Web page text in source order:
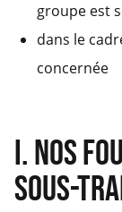
groupe est
dans le
concernée
I. NOS
SOUS-